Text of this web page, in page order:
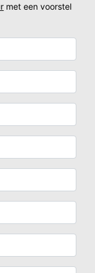
met een voorstel